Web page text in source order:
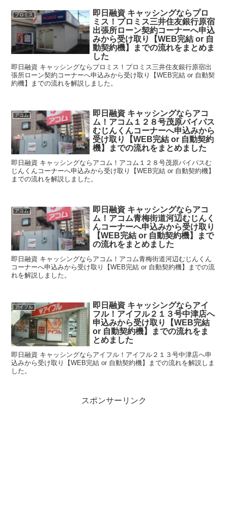
プロミス
即日融資 キャッシングならプロ
ミス！プロミス三井住友銀行原宿
出張所ローン契約コーナーへ申込
みから受け取り【WEB完結 or 自
動契約機】までの流れをまとめま
した
即日融資 キャッシングならプロミス！プロミス三井住友銀行原宿出
張所ローン契約コーナーへ申込みから受け取り【WEB完結 or 自動契
約機】までの流れを解説しました。
アコム
即日融資 キャッシングならアコ
ム！アコム１２８号茂原バイパス
むじんくんコーナーへ申込みから
受け取り【WEB完結 or 自動契約
機】までの流れをまとめました
即日融資 キャッシングならアコム！アコム１２８号茂原バイパスむ
じんくんコーナーへ申込みから受け取り【WEB完結 or 自動契約機】
までの流れを解説しました。
アコム
即日融資 キャッシングならアコ
ム！アコム青梅街道河辺むじんく
んコーナーへ申込みから受け取り
【WEB完結 or 自動契約機】まで
の流れをまとめました
即日融資 キャッシングならアコム！アコム青梅街道河辺むじんくん
コーナーへ申込みから受け取り【WEB完結 or 自動契約機】までの流
れを解説しました。
アイフル
即日融資 キャッシングならアイ
フル！アイフル２１３号中津店へ
申込みから受け取り【WEB完結
or 自動契約機】までの流れをま
とめました
即日融資 キャッシングならアイフル！アイフル２１３号中津店へ申
込みから受け取り【WEB完結 or 自動契約機】までの流れを解説しま
した。
スポンサーリンク